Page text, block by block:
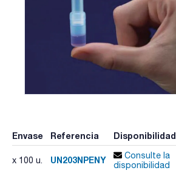
Envase Referencia Disponibilidad
x 100 u. UN203NPENY
Consulte la
disponibilidad